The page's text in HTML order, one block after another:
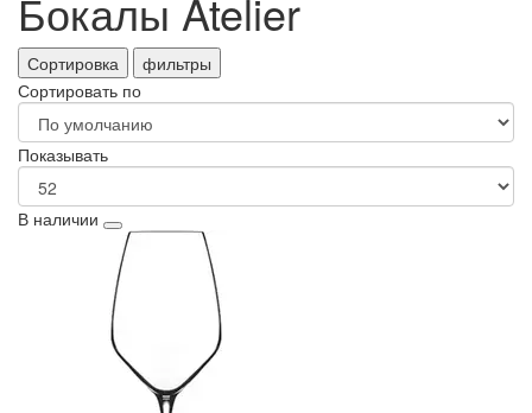
Бокалы Atelier
Сортировка
фильтры
Сортировать по
Показывать
В наличии